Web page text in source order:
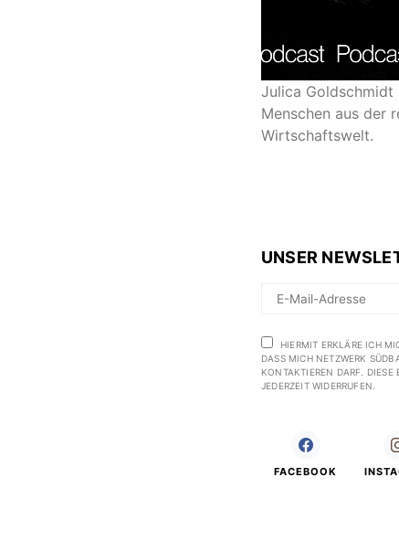
Julica Goldschmidt
Menschen aus der
Wirtschaftswelt.
UNSER
HIERMIT ERKLÄRE ICH
DASS MICH NETZWERK
KONTAKTIEREN DARF.
JEDERZEIT WIDERRUFEN.
FACEBOOK